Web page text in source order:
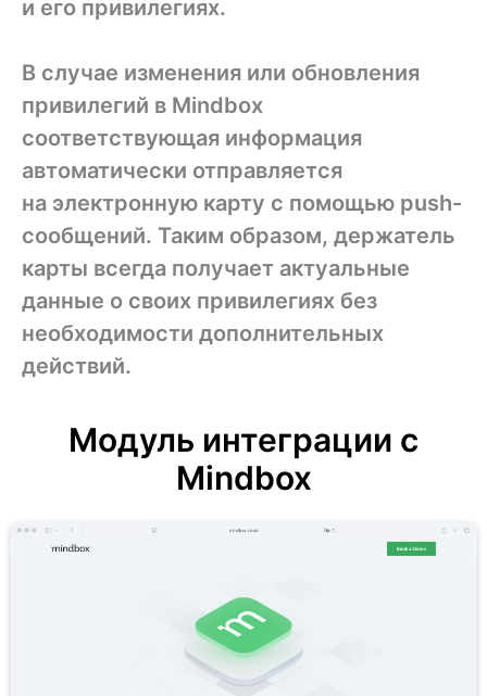
и его привилегиях.
В случае изменения или обновления
привилегий в Mindbox
соответствующая информация
автоматически отправляется
на электронную карту с помощью push-
сообщений. Таким образом, держатель
карты всегда получает актуальные
данные о своих привилегиях без
необходимости дополнительных
действий.
Модуль интеграции с
Mindbox